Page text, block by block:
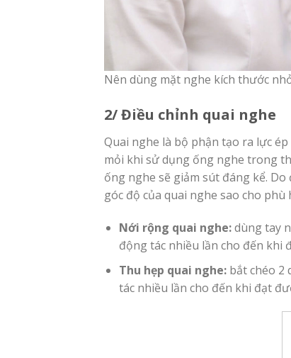
Nên dùng mặt nghe kích thước
2/ Điều chỉnh quai nghe
Quai nghe là bộ phận tạo ra lực
mỏi khi sử dụng ống nghe trong
ống nghe sẽ giảm sút đáng kể.
góc độ của quai nghe sao cho
Nới rộng quai nghe:dùng tay
động tác nhiều lần cho đến khi
Thu hẹp quai nghe:bắt chéo 2
tác nhiều lần cho đến khi đạt